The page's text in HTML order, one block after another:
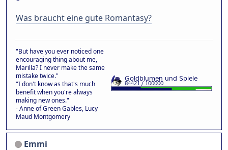
Was braucht eine gute Romantasy?
"But have you ever noticed one
encouraging thing about me,
Marilla? I never make the same
mistake twice."
"I don't know as that's much
benefit when you're always
making new ones."
- Anne of Green Gables, Lucy
Maud Montgomery
Emmi